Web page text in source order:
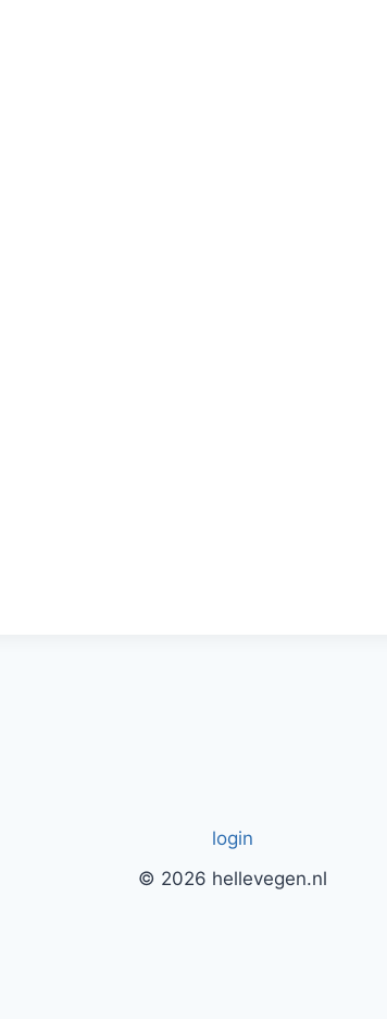
login
© 2026 hellevegen.nl